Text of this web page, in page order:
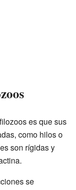
es que sus
como hilos o
son rígidas y
se